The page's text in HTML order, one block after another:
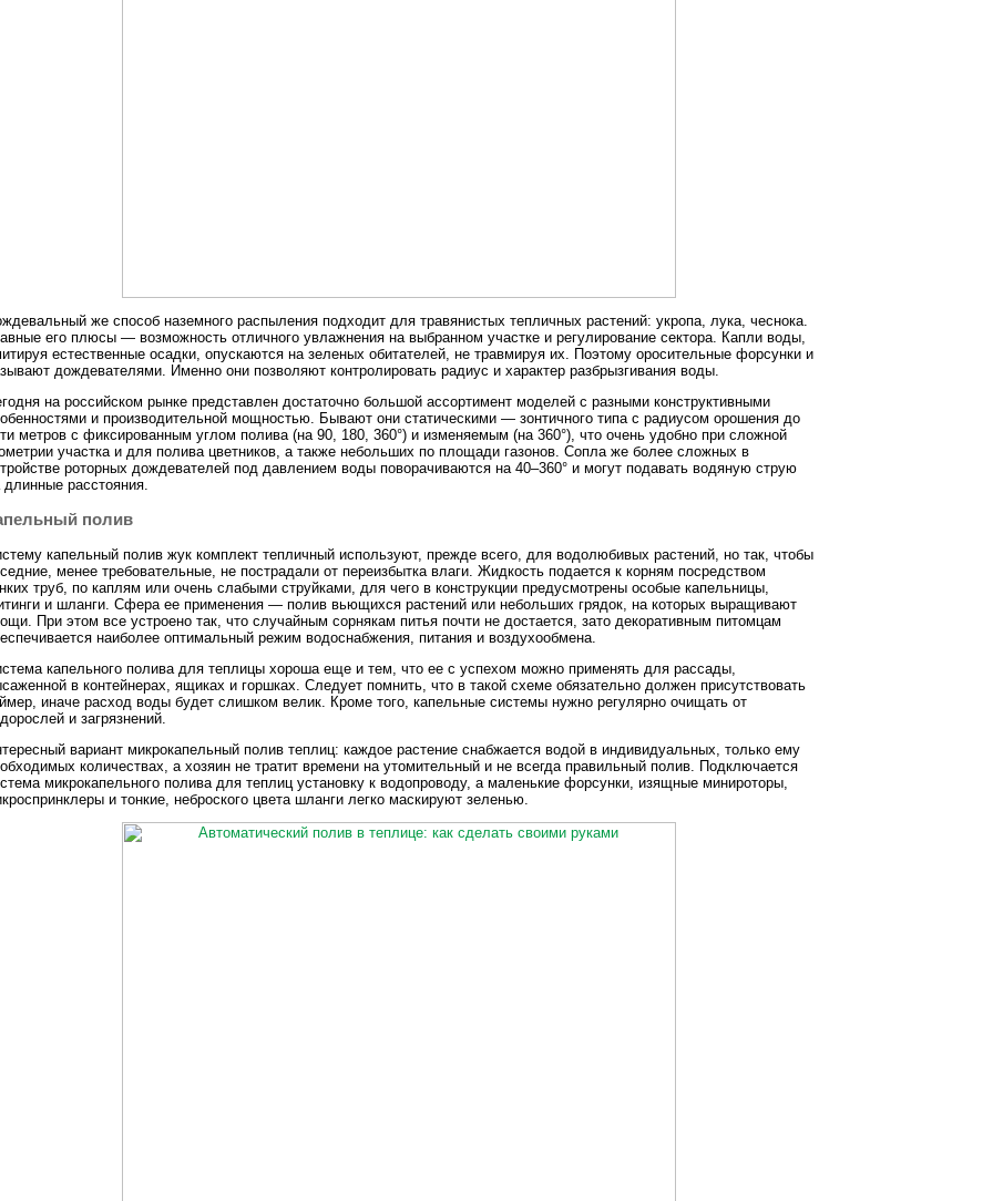
же способ наземного распыления подходит для травянистых тепличных растений: укропа, лука, чеснока.
его плюсы — возможность отличного увлажнения на выбранном участке и регулирование сектора. Капли воды,
естественные осадки, опускаются на зеленых обитателей, не травмируя их. Поэтому оросительные форсунки и
дождевателями. Именно они позволяют контролировать радиус и характер разбрызгивания воды.
на российском рынке представлен достаточно большой ассортимент моделей с разными конструктивными
и производительной мощностью. Бывают они статическими — зонтичного типа с радиусом орошения до
метров с фиксированным углом полива (на 90, 180, 360°) и изменяемым (на 360°), что очень удобно при сложной
участка и для полива цветников, а также небольших по площади газонов. Сопла же более сложных в
роторных дождевателей под давлением воды поворачиваются на 40–360° и могут подавать водяную струю
длинные расстояния.
полив
капельный полив жук комплект тепличный используют, прежде всего, для водолюбивых растений, но так, чтобы
менее требовательные, не пострадали от переизбытка влаги. Жидкость подается к корням посредством
труб, по каплям или очень слабыми струйками, для чего в конструкции предусмотрены особые капельницы,
и шланги. Сфера ее применения — полив вьющихся растений или небольших грядок, на которых выращивают
При этом все устроено так, что случайным сорнякам питья почти не достается, зато декоративным питомцам
наиболее оптимальный режим водоснабжения, питания и воздухообмена.
капельного полива для теплицы хороша еще и тем, что ее с успехом можно применять для рассады,
в контейнерах, ящиках и горшках. Следует помнить, что в такой схеме обязательно должен присутствовать
иначе расход воды будет слишком велик. Кроме того, капельные системы нужно регулярно очищать от
и загрязнений.
вариант микрокапельный полив теплиц: каждое растение снабжается водой в индивидуальных, только ему
количествах, а хозяин не тратит времени на утомительный и не всегда правильный полив. Подключается
микрокапельного полива для теплиц установку к водопроводу, а маленькие форсунки, изящные минироторы,
и тонкие, неброского цвета шланги легко маскируют зеленью.